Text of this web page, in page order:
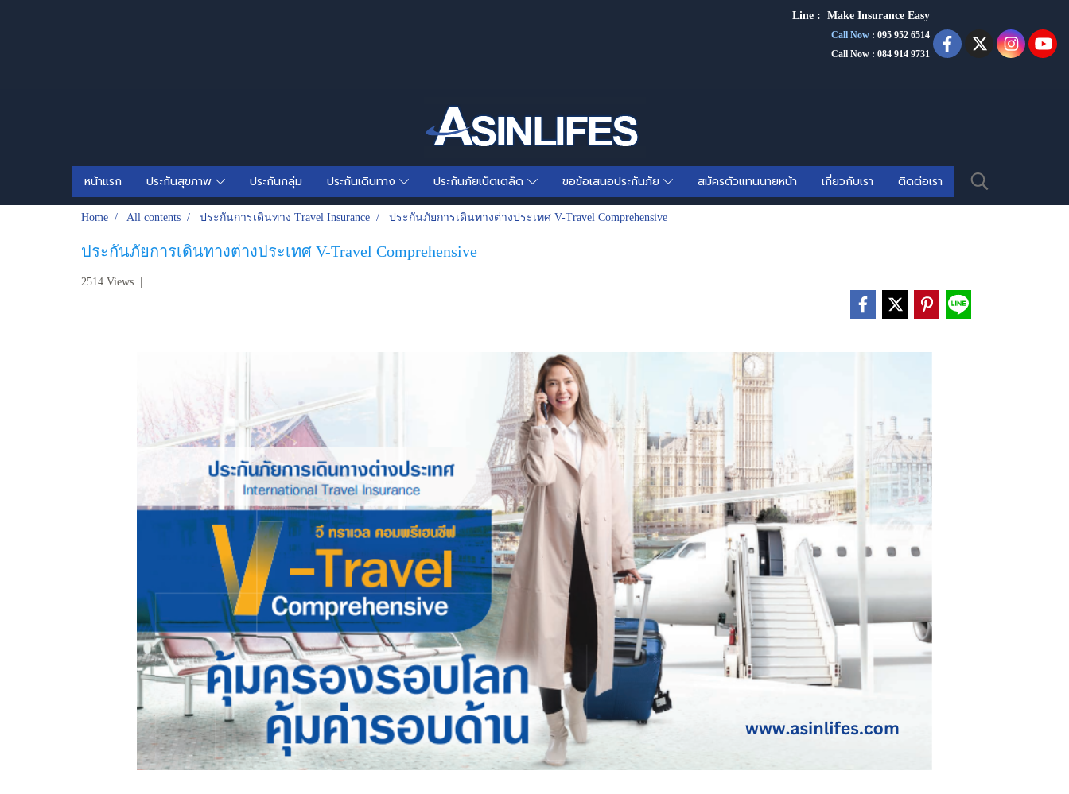
Line : Make Insurance Easy
Call Now : 095 952 6514
Call Now : 084 914 9731
หน้าแรก ประกันสุขภาพ ประกันกลุ่ม ประกันเดินทาง ประกันภัยเบ็ตเตล็ด ขอข้อเสนอประกันภัย สมัครตัวแทนนายหน้า เกี่ยวกับเรา ติดต่อเรา
Home All contents ประกันการเดินทาง Travel Insurance ประกันภัยการเดินทางต่างประเทศ V-Travel Comprehensive
ประกันภัยการเดินทางต่างประเทศ V-Travel Comprehensive
2514 Views